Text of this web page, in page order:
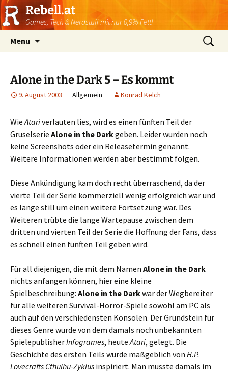
Rebell.at
Games, Tech & Nerdstuff mit nur 0,9% Fett!
Menu
Suchen
nach:
Alone in the Dark 5 – Es kommt
9. August 2003 Allgemein Konrad Kelch
WieAtariverlauten lies, wird es einen fünften Teil der
Gruselserie Alone in the Darkgeben. Leider wurden noch
keine Screenshots oder ein Releasetermin genannt.
Weitere Informationen werden aber bestimmt folgen.
Diese Ankündigung kam doch recht überraschend, da der
vierte Teil der Serie kommerziell wenig erfolgreich war und
es lange still um einen weitere Fortsetzung war. Des
Weiteren trübte die lange Wartepause zwischen dem
dritten und vierten Teil der Serie die Hoffnung der Fans, dass
es schnell einen fünften Teil geben wird.
Für all diejenigen, die mit dem Namen Alone in the Dark
nichts anfangen können, hier eine kleine
Spielbeschreibung: Alone in the Darkwar der Wegbereiter
für alle weiteren Survival-Horror-Spiele sowohl am PC als
auch auf den verschiedensten Konsolen. Der Gründstein für
dieses Genre wurde von dem damals noch unbekannten
SpielepublisherInfogrames, heuteAtari, gelegt. Die
Geschichte des ersten Teils wurde maßgeblich von H.P.
Lovecrafts Cthulhu-Zyklus inspiriert. Man musste damals im